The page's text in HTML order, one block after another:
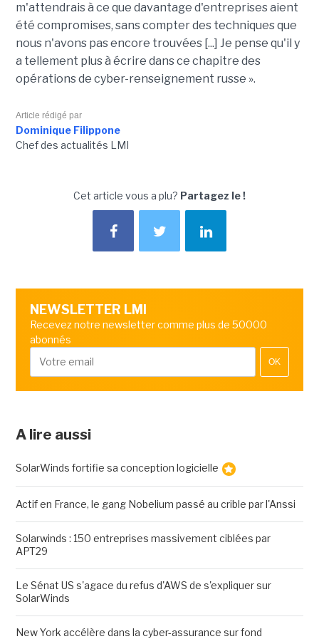
m'attendrais à ce que davantage d'entreprises aient
été compromises, sans compter des techniques que
nous n'avons pas encore trouvées [...] Je pense qu'il y
a tellement plus à écrire dans ce chapitre des
opérations de cyber-renseignement russe ».
Article rédigé par
Dominique Filippone
Chef des actualités LMI
Cet article vous a plu? Partagez le !
NEWSLETTER LMI
Recevez notre newsletter comme plus de 50000
abonnés
OK
A lire aussi
SolarWinds fortifie sa conception logicielle
Actif en France, le gang Nobelium passé au crible par l'Anssi
Solarwinds : 150 entreprises massivement ciblées par
APT29
Le Sénat US s'agace du refus d'AWS de s'expliquer sur
SolarWinds
New York accélère dans la cyber-assurance sur fond